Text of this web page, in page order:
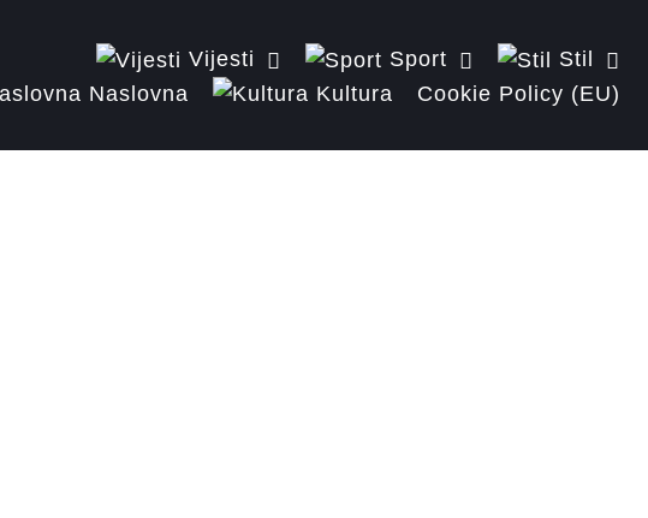
Vijesti Sport
Stil
Naslovna
Kultura Cookie Policy (EU)